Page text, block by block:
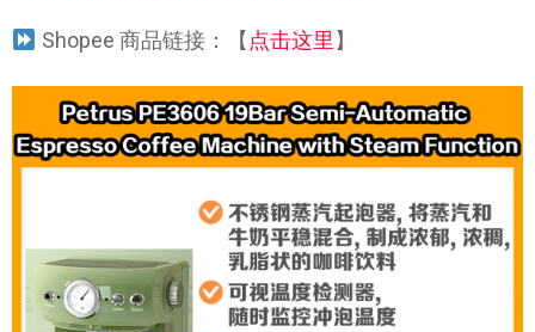
Shopee 商品链接：【 点击这里 】